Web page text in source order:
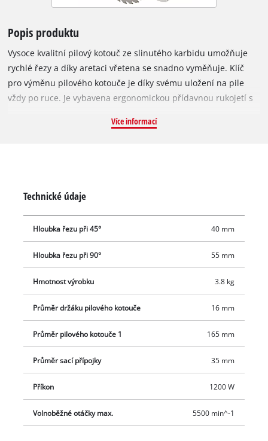
Popis produktu
Vysoce kvalitní pilový kotouč ze slinutého karbidu umožňuje
rychlé řezy a díky aretaci vřetena se snadno vyměňuje. Klíč
pro výměnu pilového kotouče je díky svému uložení na pile
vždy po ruce. Je vybavena ergonomickou přídavnou rukojetí s
Paralelní doraz umožňuje rozměrově přesné řezy. Díky
Více informací
Technické údaje
Hloubka řezu při 45° 40 mm
Hloubka řezu při 90° 55 mm
Hmotnost výrobku 3.8 kg
Průměr držáku pilového kotouče 16 mm
Průměr pilového kotouče 1 165 mm
Průměr sací přípojky 35 mm
Příkon 1200 W
Volnoběžné otáčky max. 5500 min^-1